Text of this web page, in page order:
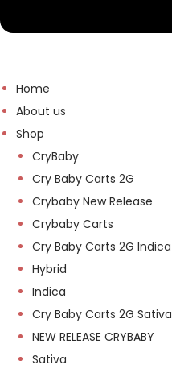
Home
About us
Shop
CryBaby
Cry Baby Carts 2G
Crybaby New Release
Crybaby Carts
Cry Baby Carts 2G Indica
Hybrid
Indica
Cry Baby Carts 2G Sativa
NEW RELEASE CRYBABY
Sativa